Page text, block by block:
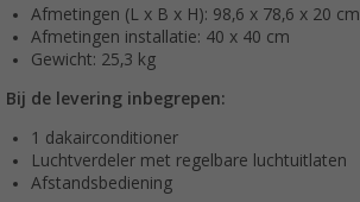
Afmetingen (L x B x H): 98,6 x 78,6 x 20 cm
Afmetingen installatie: 40 x 40 cm
Gewicht: 25,3 kg
Bij de levering inbegrepen:
1 dakairconditioner
Luchtverdeler met regelbare luchtuitlaten
Afstandsbediening